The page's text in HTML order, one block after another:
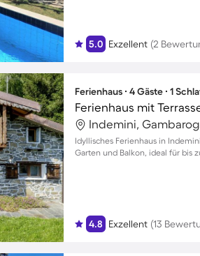
5.0 Exzellent (2
Ferienhaus ∙ 4 Gäste ∙ 1
Ferienhaus mit
Indemini,
Idyllisches Ferienhaus in
Garten und Balkon, ideal für bis
4.8 Exzellent (13